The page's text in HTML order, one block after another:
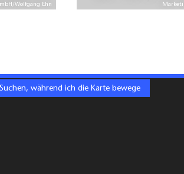
Wolfgang Ehn
Suchen, während ich die Karte bewege